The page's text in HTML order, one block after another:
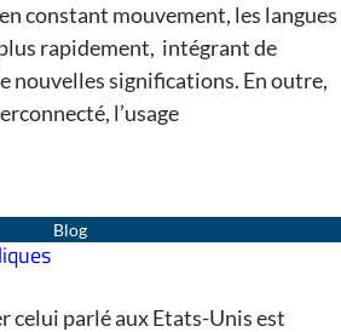
constant mouvement, les langues
rapidement, intégrant de
nouvelles significations. En outre,
l’usage
celui parlé aux Etats-Unis est